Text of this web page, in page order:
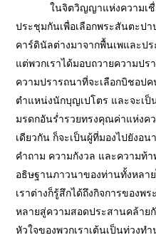
ในจิตวิญญาแห่งความเชื่อ
ประชุมกันเพื่อเลือกพระสันตะปา
คาร์ดินัลต่างมาจากพื้นเพและป
แต่พวกเราได้มอบถวายความปร
ความปรารถนาที่จะเลือกบิชอป
ตำแหน่งนักบุญเปโตร และจะเป็
มรดกอันร่ำรวยทรงคุณค่าแห่ง
เดียวกัน ก็จะเป็นผู้ที่มองไปยังอ
คำถาม ความกังวล และความท้
อธิษฐานภาวนาของท่านทั้งหลา
เราต่างก็รู้สึกได้ถึงกิจการของพ
หลายสู่ความสอดประสานคล้าย
หัวใจของพวกเราเต้นเป็นท่วงท